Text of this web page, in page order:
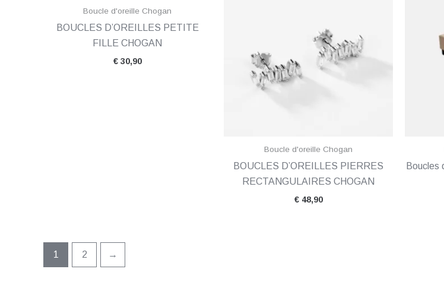
Boucle d'oreille Chogan
BOUCLES D’OREILLES PETITE
FILLE CHOGAN
€30,90
Boucle d'oreille Chogan
BOUCLES D’OREILLES PIERRES
RECTANGULAIRES CHOGAN
€48,90
Boucles
1 2 →